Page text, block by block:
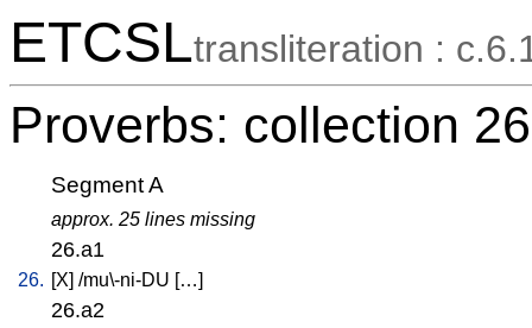
ETCSLtransliteration :
Proverbs: collection 26
Segment A
approx. 25 lines missing
26.a1
26. [X] /mu\-ni-DU […]
26.a2